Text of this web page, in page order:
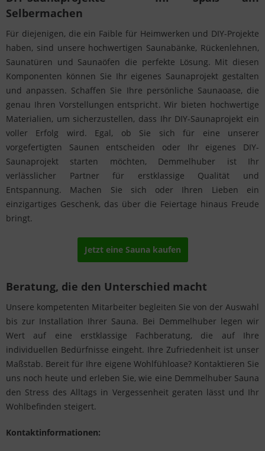
Selbermachen
Für diejenigen, die ein Faible für Heimwerken und DIY-Projekte
haben, sind unsere hochwertigen Saunabänke, Rückenlehnen,
Saunatüren und Saunaöfen die perfekte Lösung. Mit diesen
Komponenten können Sie Ihr eigenes Saunaprojekt gestalten
und anpassen. Schaffen Sie Ihre persönliche Saunaoase, die
genau Ihren Vorstellungen entspricht. Wir bieten hochwertige
Materialien, um sicherzustellen, dass Ihr DIY-Saunaprojekt ein
voller Erfolg wird. Egal, ob Sie sich für eine unserer
vorgefertigten Saunen entscheiden oder Ihr eigenes DIY-
Saunaprojekt starten möchten, Demmelhuber ist Ihr
verlässlicher Partner für erstklassige Qualität und
Entspannung. Machen Sie sich oder Ihren Lieben ein
einzigartiges Geschenk, das über die Feiertage hinaus Freude
bringt.
Jetzt eine Sauna kaufen
Beratung, die den Unterschied macht
Unsere kompetenten Mitarbeiter begleiten Sie von der Auswahl
bis zur Installation Ihrer Sauna. Bei Demmelhuber legen wir
Wert auf eine erstklassige Fachberatung, die auf Ihre
individuellen Bedürfnisse eingeht. Ihre Zufriedenheit ist unser
Maßstab. Bereit für Ihre eigene Wohlfühloase? Kontaktieren Sie
uns noch heute und erleben Sie, wie eine Demmelhuber Sauna
den Stress des Alltags in Vergessenheit geraten lässt und Ihr
Wohlbefinden steigert.
Kontaktinformationen: